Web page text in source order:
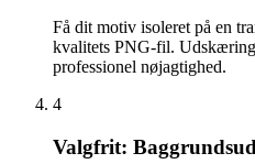
Få dit motiv isoleret på en
kvalitets PNG-fil.
professionel nøjagtighed.
4
Valgfrit: